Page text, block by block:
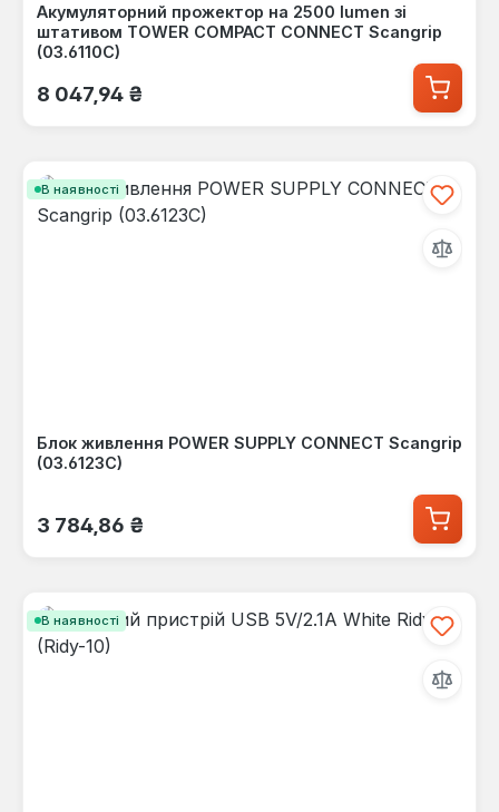
Акумуляторний прожектор на 2500 lumen зі
штативом TOWER COMPACT CONNECT Scangrip
(03.6110C)
Звичайна ціна:
8 047,94 ₴
В наявності
Блок живлення POWER SUPPLY CONNECT Scangrip
(03.6123C)
Звичайна ціна:
3 784,86 ₴
В наявності